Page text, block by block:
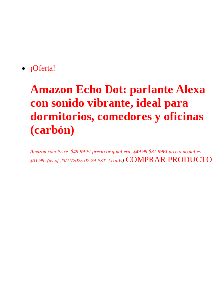
¡Oferta!
Amazon Echo Dot: parlante Alexa
con sonido vibrante, ideal para
dormitorios, comedores y oficinas
(carbón)
Amazon.com Price:$49.99 El precio original era: $49.99.$31.99El precio actual es:
$31.99. (as of 23/11/2025 07:29 PST- Details) COMPRAR PRODUCTO